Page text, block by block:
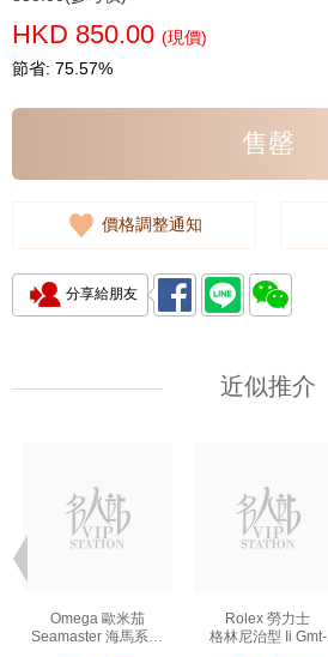
HKD 850.00 (現價)
節省: 75.57%
售罄
價格調整通知
分享給朋友
近似推介
Omega 歐米茄
Seamaster 海馬系列
Rolex 勞力士
格林尼治型 Ii Gmt-